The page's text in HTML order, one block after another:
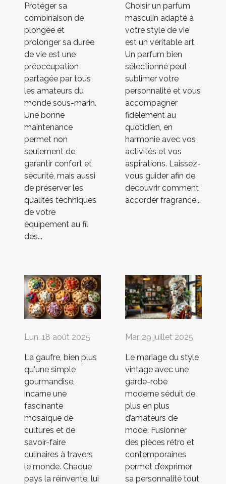
Protéger sa
combinaison de
plongée et
prolonger sa durée
de vie est une
préoccupation
partagée par tous
les amateurs du
monde sous-marin.
Une bonne
maintenance
permet non
seulement de
garantir confort et
sécurité, mais aussi
de préserver les
qualités techniques
de votre
équipement au fil
des...
Choisir un parfum
masculin adapté à
votre style de vie
est un véritable art.
Un parfum bien
sélectionné peut
sublimer votre
personnalité et vous
accompagner
fidèlement au
quotidien, en
harmonie avec vos
activités et vos
aspirations. Laissez-
vous guider afin de
découvrir comment
accorder fragrance...
Lun. 18 août 2025
La gaufre, bien plus
qu'une simple
gourmandise,
incarne une
fascinante
mosaïque de
cultures et de
savoir-faire
culinaires à travers
le monde. Chaque
pays la réinvente, lui
Mar. 29 juillet 2025
Le mariage du style
vintage avec une
garde-robe
moderne séduit de
plus en plus
d’amateurs de
mode. Fusionner
des pièces rétro et
contemporaines
permet d’exprimer
sa personnalité tout